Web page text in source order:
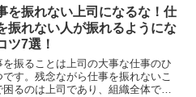
一緒に営業活動を効率化する活用術
えてみましょう！
を振れない上司になるな！仕
振れない人が振れるようにな
ツ7選！
を振ることは上司の大事な仕事のひ
です。残念ながら仕事を振れないこ
困るのは上司であり、組織全体でみ